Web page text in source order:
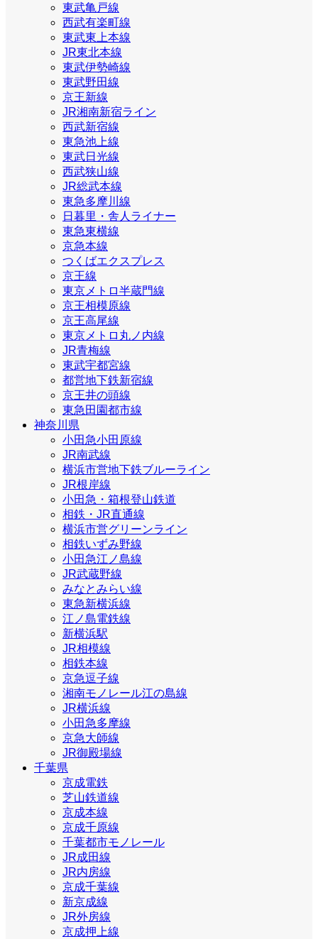
東武亀戸線
西武有楽町線
東武東上本線
JR東北本線
東武伊勢崎線
東武野田線
京王新線
JR湘南新宿ライン
西武新宿線
東急池上線
東武日光線
西武狭山線
JR総武本線
東急多摩川線
日暮里・舎人ライナー
東急東横線
京急本線
つくばエクスプレス
京王線
東京メトロ半蔵門線
京王相模原線
京王高尾線
東京メトロ丸ノ内線
JR青梅線
東武宇都宮線
都営地下鉄新宿線
京王井の頭線
東急田園都市線
神奈川県
小田急小田原線
JR南武線
横浜市営地下鉄ブルーライン
JR根岸線
小田急・箱根登山鉄道
相鉄・JR直通線
横浜市営グリーンライン
相鉄いずみ野線
小田急江ノ島線
JR武蔵野線
みなとみらい線
東急新横浜線
江ノ島電鉄線
新横浜駅
JR相模線
相鉄本線
京急逗子線
湘南モノレール江の島線
JR横浜線
小田急多摩線
京急大師線
JR御殿場線
千葉県
京成電鉄
芝山鉄道線
京成本線
京成千原線
千葉都市モノレール
JR成田線
JR内房線
京成千葉線
新京成線
JR外房線
京成押上線